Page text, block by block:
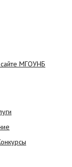
МГОУНБ